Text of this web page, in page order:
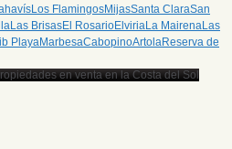
Los FlamingosMijasSanta ClaraSan
Las BrisasEl RosarioElviriaLa MairenaLas
PlayaMarbesaCabopinoArtolaReserva de
en venta en la Costa del Sol